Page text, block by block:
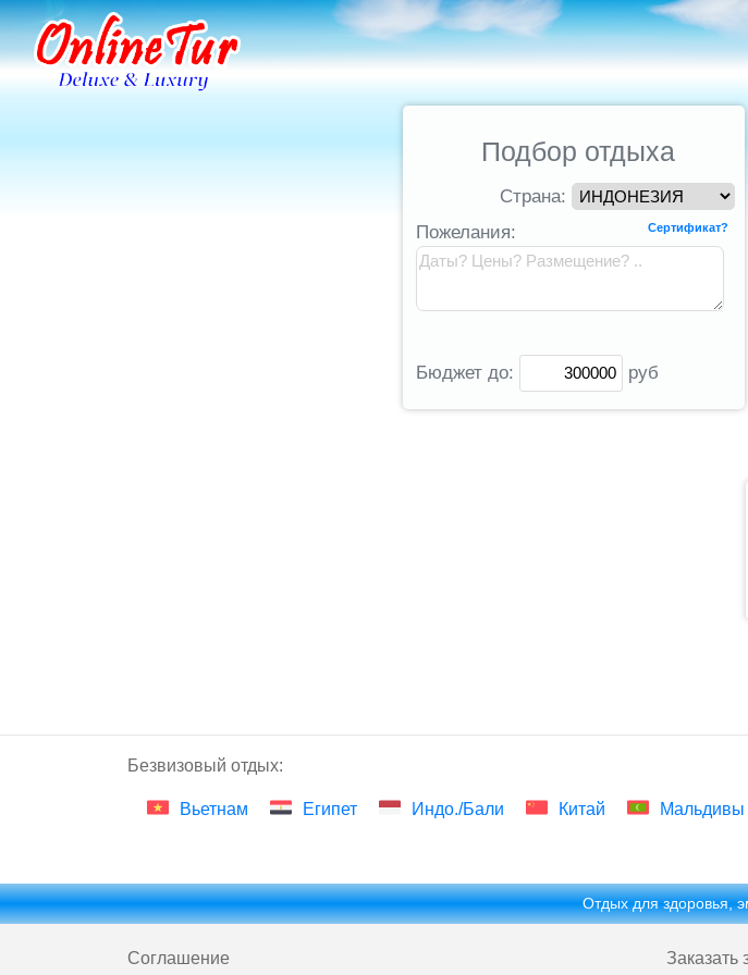
Подбор отдыха
Страна:
Пожелания:
Сертификат?
Бюджет до: руб
Безвизовый отдых:
Вьетнам Египет Индо./Бали Китай Мальдивы
Отдых для здоровья,
Соглашение Заказать